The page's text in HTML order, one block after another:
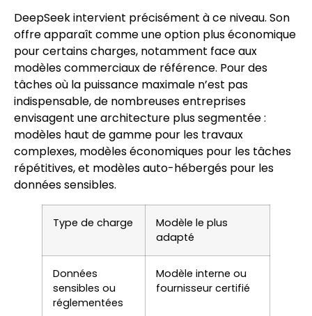
DeepSeek intervient précisément à ce niveau. Son
offre apparaît comme une option plus économique
pour certains charges, notamment face aux
modèles commerciaux de référence. Pour des
tâches où la puissance maximale n’est pas
indispensable, de nombreuses entreprises
envisagent une architecture plus segmentée :
modèles haut de gamme pour les travaux
complexes, modèles économiques pour les tâches
répétitives, et modèles auto-hébergés pour les
données sensibles.
Type de charge
Modèle le plus
adapté
Données
sensibles ou
réglementées
Modèle interne ou
fournisseur certifié